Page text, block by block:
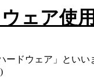
ェア使
ードウェア」といい